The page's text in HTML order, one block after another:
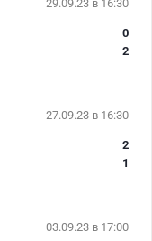
29.09.23 в 16:30
0
2
27.09.23 в 16:30
2
1
03.09.23 в 17:00